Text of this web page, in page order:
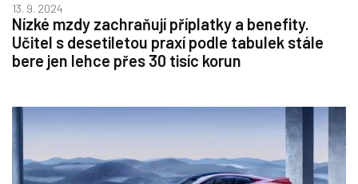
13. 9. 2024
Nízké mzdy zachraňují příplatky a benefity.
Učitel s desetiletou praxí podle tabulek stále
bere jen lehce přes 30 tisíc korun